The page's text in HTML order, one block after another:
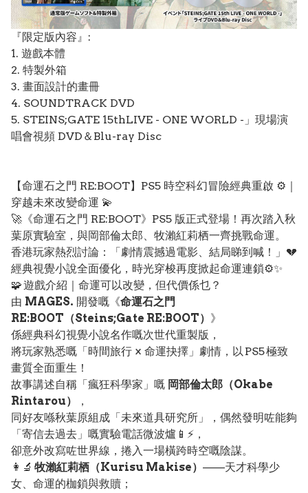
『限定版內容』:
1. 遊戲本體
2. 特製外箱
3. 畫面設計的畫冊
4. SOUNDTRACK DVD
5. STEINS;GATE 15thLIVE - ONE WORLD -」現場演
唱會視頻 DVD＆Blu-ray Disc
【命運石之門 RE:BOOT】PS5 時空科幻冒險經典重啟 ⚙️｜
穿越未來改變命運 💫
🚀《命運石之門 RE:BOOT》PS5 版正式登場！再次踏入秋
葉原實驗室，與岡部倫太郎、牧瀨紅莉栖一齊挑戰命運。
香港玩家熱烈討論：「劇情震撼過電影、結局睇到喊！」💔
經典視覺小說全面優化，時光穿梭再度掀起命運連鎖⚙️✨
🧩 遊戲介紹｜命運可以改變，但代價係乜？
由 MAGES. 開發嘅《命運石之門
RE:BOOT（Steins;Gate RE:BOOT） 》
係經典科幻視覺小說名作嘅次世代重製版，
將玩家熟悉嘅「時間旅行 × 命運抉擇」劇情，以 PS5 極致
畫質全面重生！
故事講述自稱「瘋狂科學家」嘅 岡部倫太郎（Okabe
Rintarou）
，
同好友喺秋葉原組成「未來道具研究所」，偶然發明咗能夠
「寄信去過去」嘅實驗電話微波爐📱⚡，
卻意外改寫咗世界線，捲入一場橫跨時空嘅陰謀。
👩‍🔬 牧瀨紅莉栖（Kurisu Makise） ——天才科學少
女、命運的枷鎖與救贖；